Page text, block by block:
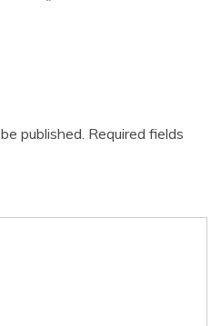
published. Required fields